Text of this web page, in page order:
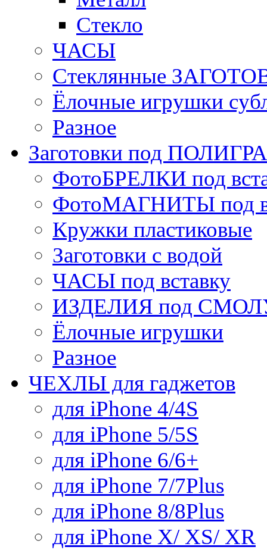
Стекло
ЧАСЫ
Стеклянные
Ёлочные игрушки
Разное
Заготовки под
ФотоБРЕЛКИ под
ФотоМАГНИТЫ под
Кружки пластиковые
Заготовки с водой
ЧАСЫ под вставку
ИЗДЕЛИЯ под
Ёлочные игрушки
Разное
ЧЕХЛЫ для гаджетов
для iPhone 4/4S
для iPhone 5/5S
для iPhone 6/6+
для iPhone 7/7Plus
для iPhone 8/8Plus
для iPhone X/ XS/ XR